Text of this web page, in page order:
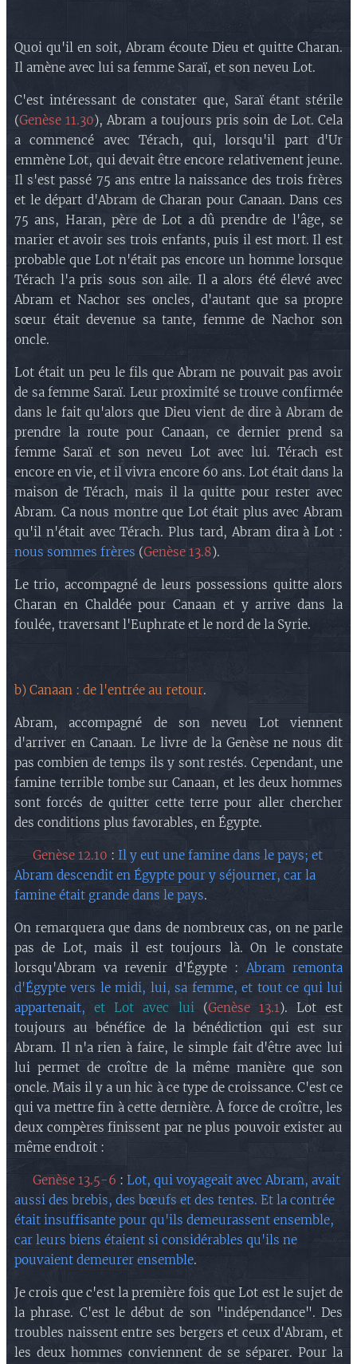
Quoi qu'il en soit, Abram écoute Dieu et quitte Charan.
Il amène avec lui sa femme Saraï, et son neveu Lot.
C'est intéressant de constater que, Saraï étant stérile
(Genèse 11.30), Abram a toujours pris soin de Lot. Cela
a commencé avec Térach, qui, lorsqu'il part d'Ur
emmène Lot, qui devait être encore relativement jeune.
Il s'est passé 75 ans entre la naissance des trois frères
et le départ d'Abram de Charan pour Canaan. Dans ces
75 ans, Haran, père de Lot a dû prendre de l'âge, se
marier et avoir ses trois enfants, puis il est mort. Il est
probable que Lot n'était pas encore un homme lorsque
Térach l'a pris sous son aile. Il a alors été élevé avec
Abram et Nachor ses oncles, d'autant que sa propre
sœur était devenue sa tante, femme de Nachor son
oncle.
Lot était un peu le fils que Abram ne pouvait pas avoir
de sa femme Saraï. Leur proximité se trouve confirmée
dans le fait qu'alors que Dieu vient de dire à Abram de
prendre la route pour Canaan, ce dernier prend sa
femme Saraï et son neveu Lot avec lui. Térach est
encore en vie, et il vivra encore 60 ans. Lot était dans la
maison de Térach, mais il la quitte pour rester avec
Abram. Ca nous montre que Lot était plus avec Abram
qu'il n'était avec Térach. Plus tard, Abram dira à Lot :
nous sommes frères (Genèse 13.8).
Le trio, accompagné de leurs possessions quitte alors
Charan en Chaldée pour Canaan et y arrive dans la
foulée, traversant l'Euphrate et le nord de la Syrie.
b) Canaan : de l'entrée au retour.
Abram, accompagné de son neveu Lot viennent
d'arriver en Canaan. Le livre de la Genèse ne nous dit
pas combien de temps ils y sont restés. Cependant, une
famine terrible tombe sur Canaan, et les deux hommes
sont forcés de quitter cette terre pour aller chercher
des conditions plus favorables, en Égypte.
🔘 Genèse 12.10 : Il y eut une famine dans le pays; et
Abram descendit en Égypte pour y séjourner, car la
famine était grande dans le pays.
On remarquera que dans de nombreux cas, on ne parle
pas de Lot, mais il est toujours là. On le constate
lorsqu'Abram va revenir d'Égypte :Abram remonta
d'Égypte vers le midi, lui, sa femme, et tout ce qui lui
appartenait,et Lot avec lui(Genèse 13.1). Lot est
toujours au bénéfice de la bénédiction qui est sur
Abram. Il n'a rien à faire, le simple fait d'être avec lui
lui permet de croître de la même manière que son
oncle. Mais il y a un hic à ce type de croissance. C'est ce
qui va mettre fin à cette dernière. À force de croître, les
deux compères finissent par ne plus pouvoir exister au
même endroit :
🔘 Genèse 13.5-6 : Lot, qui voyageait avec Abram, avait
aussi des brebis, des bœufs et des tentes. Et la contrée
était insuffisante pour qu'ils demeurassent ensemble,
car leurs biens étaient si considérables qu'ils ne
pouvaient demeurer ensemble.
Je crois que c'est la première fois que Lot est le sujet de
la phrase. C'est le début de son "indépendance". Des
troubles naissent entre ses bergers et ceux d'Abram, et
les deux hommes conviennent de se séparer. Pour la